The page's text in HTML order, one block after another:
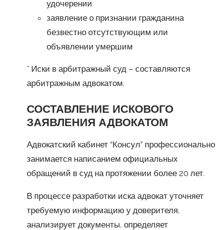
удочерении
заявление о признании гражданина
безвестно отсутствующим или
объявлении умершим
* Иски в арбитражный суд – составляются
арбитражным адвокатом.
СОСТАВЛЕНИЕ ИСКОВОГО
ЗАЯВЛЕНИЯ АДВОКАТОМ
Адвокатский кабинет “Консул” профессионально
занимается написанием официальных
обращений в суд на протяжении более 20 лет.
В процессе разработки иска адвокат уточняет
требуемую информацию у доверителя,
анализирует документы, определяет